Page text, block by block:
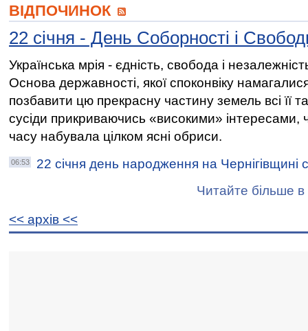
ВІДПОЧИНОК
22 січня - День Соборності і
Українська мрія - єдність, свобода і
Основа державності, якої споконвіку
позбавити цю прекрасну частину земель всі її
сусіди прикриваючись «високими» інтересами,
часу набувала цілком ясні обриси.
06:53
22 січня день народження на Чернігівщині
Читайте більше в
<< архiв <<